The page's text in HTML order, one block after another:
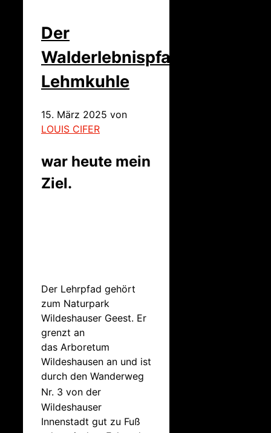
Der
Walderlebnispfad
Lehmkuhle
15. März 2025 von
LOUIS CIFER
war heute mein
Ziel.
Der Lehrpfad gehört
zum Naturpark
Wildeshauser Geest. Er
grenzt an
das Arboretum
Wildeshausen an und ist
durch den Wanderweg
Nr. 3 von der
Wildeshauser
Innenstadt gut zu Fuß